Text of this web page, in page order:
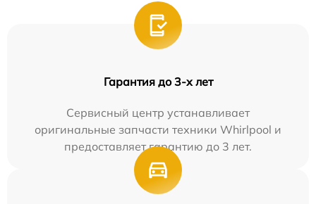
Гарантия до 3-х лет
Сервисный центр устанавливает
оригинальные запчасти техники Whirlpool и
предоставляет гарантию до 3 лет.